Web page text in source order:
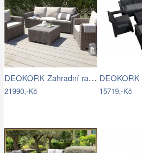
DEOKORK Zahradní ratanová sestava…
21990,-Kč 15719,-Kč